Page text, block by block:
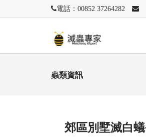
電話：00852 37264282
蟲類資訊
郊區別墅滅白